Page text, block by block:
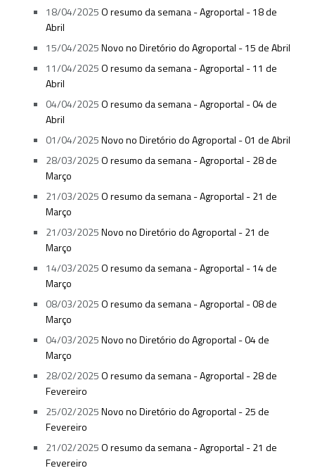
18/04/2025O resumo da semana - Agroportal - 18 de
Abril
15/04/2025Novo no Diretório do Agroportal - 15 de Abril
11/04/2025O resumo da semana - Agroportal - 11 de
Abril
04/04/2025O resumo da semana - Agroportal - 04 de
Abril
01/04/2025Novo no Diretório do Agroportal - 01 de Abril
28/03/2025O resumo da semana - Agroportal - 28 de
Março
21/03/2025O resumo da semana - Agroportal - 21 de
Março
21/03/2025Novo no Diretório do Agroportal - 21 de
Março
14/03/2025O resumo da semana - Agroportal - 14 de
Março
08/03/2025O resumo da semana - Agroportal - 08 de
Março
04/03/2025Novo no Diretório do Agroportal - 04 de
Março
28/02/2025O resumo da semana - Agroportal - 28 de
Fevereiro
25/02/2025Novo no Diretório do Agroportal - 25 de
Fevereiro
21/02/2025O resumo da semana - Agroportal - 21 de
Fevereiro